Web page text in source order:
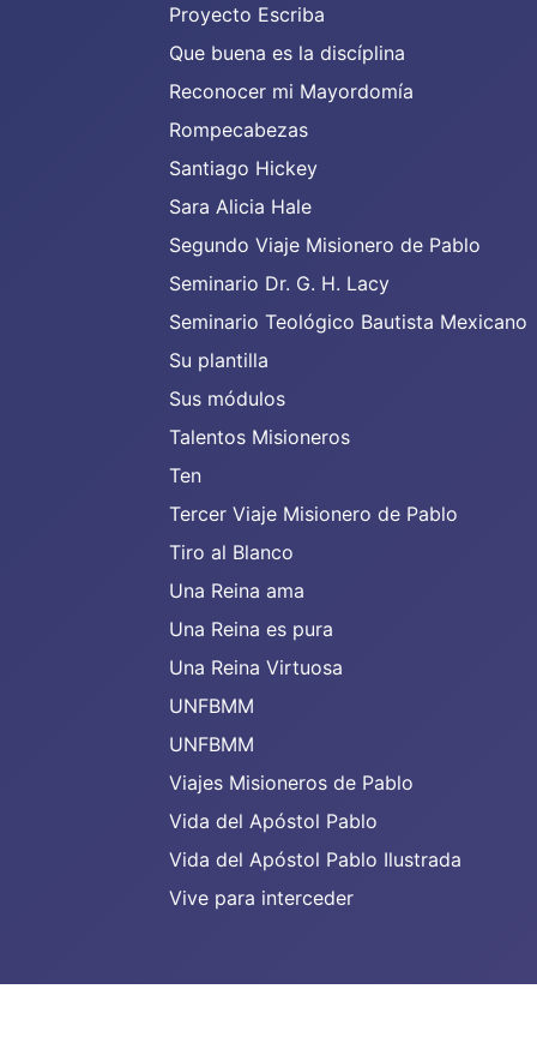
Proyecto Escriba
Que buena es la discíplina
Reconocer mi Mayordomía
Rompecabezas
Santiago Hickey
Sara Alicia Hale
Segundo Viaje Misionero de Pablo
Seminario Dr. G. H. Lacy
Seminario Teológico Bautista Mexicano
Su plantilla
Sus módulos
Talentos Misioneros
Ten
Tercer Viaje Misionero de Pablo
Tiro al Blanco
Una Reina ama
Una Reina es pura
Una Reina Virtuosa
UNFBMM
UNFBMM
Viajes Misioneros de Pablo
Vida del Apóstol Pablo
Vida del Apóstol Pablo Ilustrada
Vive para interceder